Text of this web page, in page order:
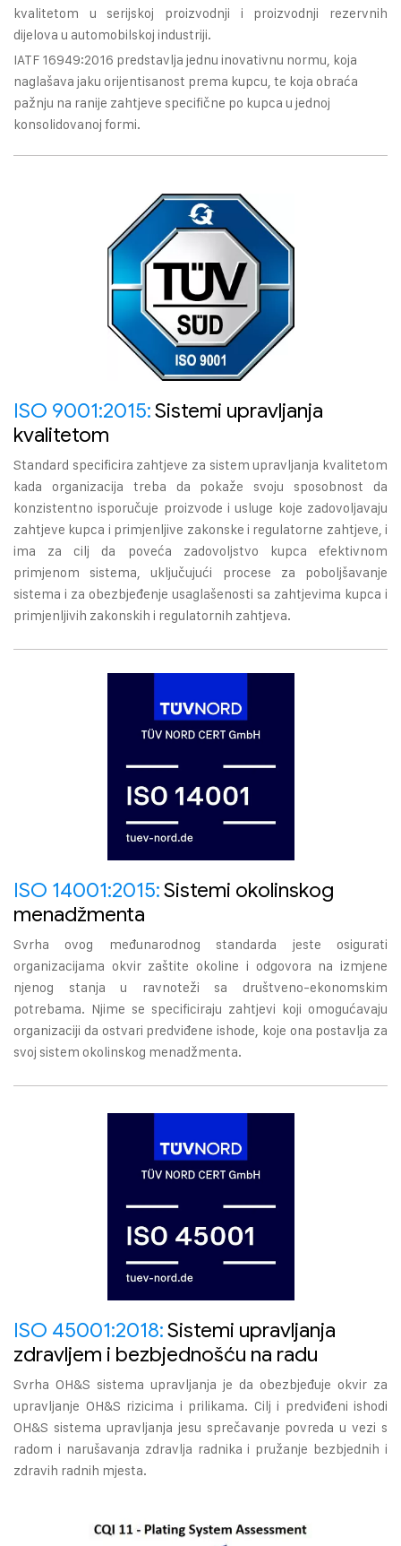
kvalitetom u serijskoj proizvodnji i proizvodnji rezervnih
dijelova u automobilskoj industriji.
IATF 16949:2016 predstavlja jednu inovativnu normu, koja
naglašava jaku orijentisanost prema kupcu, te koja obraća
pažnju na ranije zahtjeve specifične po kupca u jednoj
konsolidovanoj formi.
ISO 9001:2015:Sistemi upravljanja
kvalitetom
Standard specificira zahtjeve za sistem upravljanja kvalitetom
kada organizacija treba da pokaže svoju sposobnost da
konzistentno isporučuje proizvode i usluge koje zadovoljavaju
zahtjeve kupca i primjenljive zakonske i regulatorne zahtjeve, i
ima za cilj da poveća zadovoljstvo kupca efektivnom
primjenom sistema, uključujući procese za poboljšavanje
sistema i za obezbjeđenje usaglašenosti sa zahtjevima kupca i
primjenljivih zakonskih i regulatornih zahtjeva.
ISO 14001:2015:Sistemi okolinskog
menadžmenta
Svrha ovog međunarodnog standarda jeste osigurati
organizacijama okvir zaštite okoline i odgovora na izmjene
njenog stanja u ravnoteži sa društveno-ekonomskim
potrebama. Njime se specificiraju zahtjevi koji omogućavaju
organizaciji da ostvari predviđene ishode, koje ona postavlja za
svoj sistem okolinskog menadžmenta.
ISO 45001:2018:Sistemi upravljanja
zdravljem i bezbjednošću na radu
Svrha OH&S sistema upravljanja je da obezbjeđuje okvir za
upravljanje OH&S rizicima i prilikama. Cilj i predviđeni ishodi
OH&S sistema upravljanja jesu sprečavanje povreda u vezi s
radom i narušavanja zdravlja radnika i pružanje bezbjednih i
zdravih radnih mjesta.